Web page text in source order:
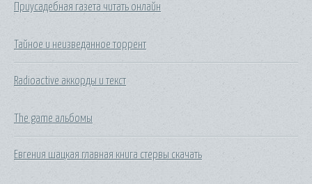
Приусадебная газета читать онлайн
Тайное и неизведанное торрент
Radioactive аккорды и текст
The game альбомы
Евгения шацкая главная книга стервы скачать